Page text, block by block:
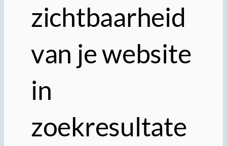
zichtbaarheid
van je website
in
zoekresultate